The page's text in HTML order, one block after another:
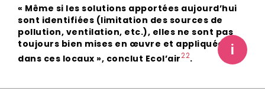
i
« Même si les solutions apportées aujourd’hui
sont identifiées (limitation des sources de
pollution, ventilation, etc.), elles ne sont pas
toujours bien mises en œuvre et appliquées
dans ces locaux », conclut Ecol’air22.